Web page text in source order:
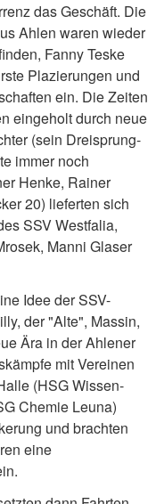
das Geschäft. Die
Ahlen waren wieder
Fanny Teske
Plazierungen und
ein. Die Zeiten
eingeholt durch neue
(sein Dreisprung-
immer noch
Henke, Rainer
20) lieferten sich
SSV Westfalia,
Manni Glaser
Idee der SSV-
der "Alte", Massin,
Ära in der Ahlener
mit Vereinen
(HSG Wissen-
Chemie Leuna)
und brachten
eine